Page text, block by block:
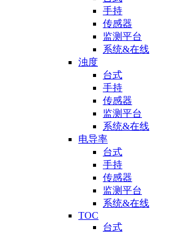
手持
传感器
监测平台
系统&在线
浊度
台式
手持
传感器
监测平台
系统&在线
电导率
台式
手持
传感器
监测平台
系统&在线
TOC
台式